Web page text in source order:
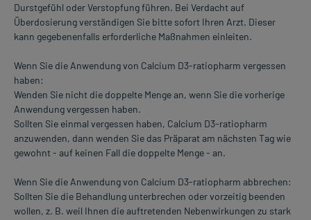
Durstgefühl oder Verstopfung führen. Bei Verdacht auf
Überdosierung verständigen Sie bitte sofort Ihren Arzt. Dieser
kann gegebenenfalls erforderliche Maßnahmen einleiten.
Wenn Sie die Anwendung von Calcium D3-ratiopharm vergessen
haben:
Wenden Sie nicht die doppelte Menge an, wenn Sie die vorherige
Anwendung vergessen haben.
Sollten Sie einmal vergessen haben, Calcium D3-ratiopharm
anzuwenden, dann wenden Sie das Präparat am nächsten Tag wie
gewohnt - auf keinen Fall die doppelte Menge - an.
Wenn Sie die Anwendung von Calcium D3-ratiopharm abbrechen:
Sollten Sie die Behandlung unterbrechen oder vorzeitig beenden
wollen, z. B. weil Ihnen die auftretenden Nebenwirkungen zu stark